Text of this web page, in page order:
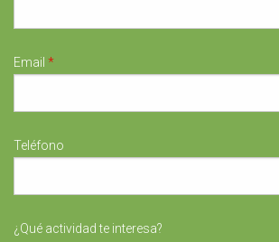
Email *
Teléfono
¿Qué actividad te interesa?